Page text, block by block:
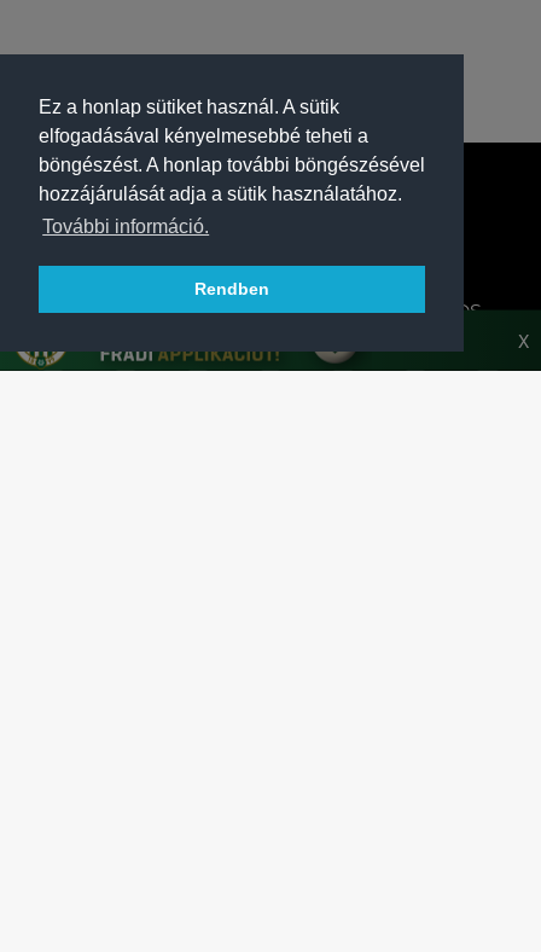
Ez a honlap sütiket használ. A sütik
elfogadásával kényelmesebbé teheti a
böngészést. A honlap további böngészésével
hozzájárulását adja a sütik használatához.
További információ.
Rendben
A FERENCVÁROSI TORNA CLUB HIVATALOS
X